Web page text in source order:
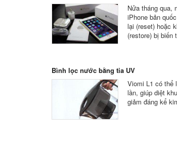
Nửa tháng qua,
iPhone bản
lại (reset) hoặc
(restore) bị biến
Bình lọc nước bằng tia UV
Viomi L1 có thể
lần, giúp diệt
giảm đáng kể